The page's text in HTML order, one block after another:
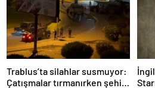
Trablus’ta silahlar susmuyor:
Çatışmalar tırmanırken şehir